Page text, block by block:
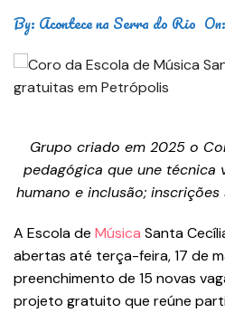
By: Acontece na Serra do Rio On:
Grupo criado em 2025 o
pedagógica que une técnica
humano e inclusão;
A Escola de Música Santa
abertas até terça-feira, 17 de
preenchimento de 15 novas
projeto gratuito que reúne